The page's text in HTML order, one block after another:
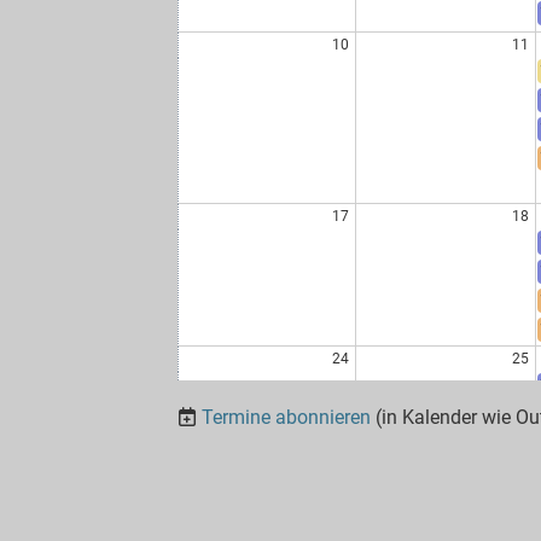
10 11
17 18
24 25
Termine abonnieren (in Kalender wie